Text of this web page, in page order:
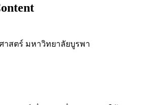
สตร์ มหาวิทยาลัยบูรพา